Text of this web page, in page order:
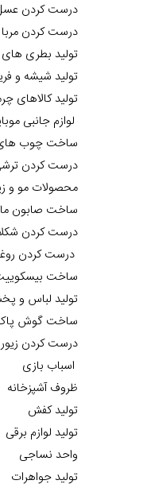
درست کردن
درست کردن مربا
تولید بطری
تولید شیشه و
تولید کالاهای
لوازم جانبی
ساخت چوب
درست کردن
محصولات مو و
ساخت صابون
درست کردن
درست کردن
ساخت
تولید لباس و
ساخت گوش
درست کردن
اسباب بازی
ظروف آشپزخانه
تولید کفش
تولید لوازم برقی
واحد نساجی
تولید جواهرات